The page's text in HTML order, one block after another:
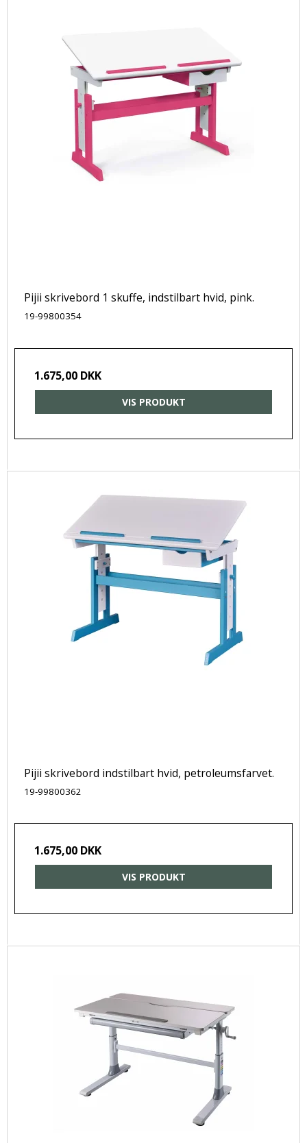
Pijii skrivebord 1 skuffe, indstilbart hvid, pink.
19-99800354
1.675,00 DKK
VIS PRODUKT
Pijii skrivebord indstilbart hvid, petroleumsfarvet.
19-99800362
1.675,00 DKK
VIS PRODUKT